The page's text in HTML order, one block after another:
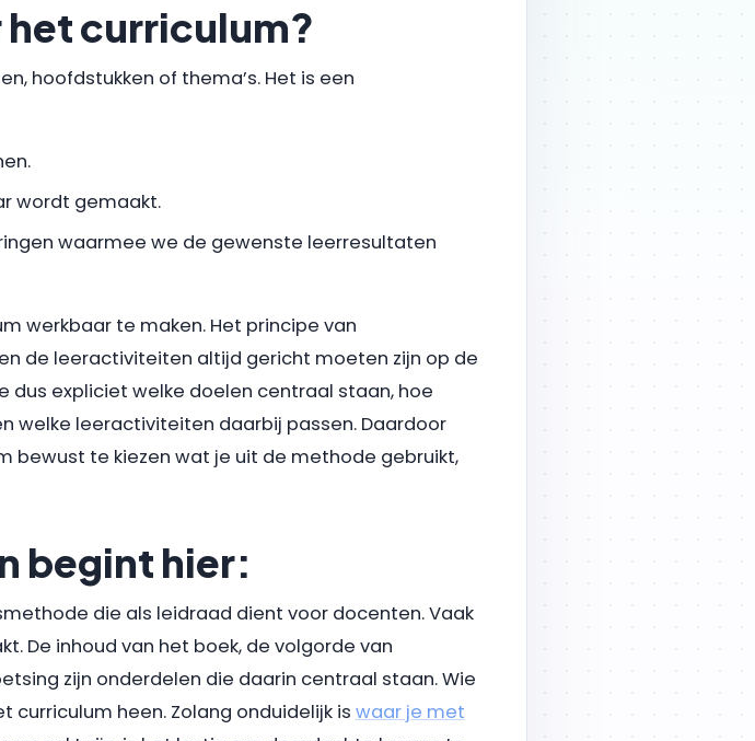
curriculum?
hoofdstukken of thema’s. Het is een
wordt gemaakt.
waarmee we de gewenste leerresultaten
werkbaar te maken. Het principe van
de leeractiviteiten altijd gericht moeten zijn op de
dus expliciet welke doelen centraal staan, hoe
welke leeractiviteiten daarbij passen. Daardoor
bewust te kiezen wat je uit de methode gebruikt,
begint hier:
die als leidraad dient voor docenten. Vaak
De inhoud van het boek, de volgorde van
zijn onderdelen die daarin centraal staan. Wie
curriculum heen. Zolang onduidelijk is waar je met